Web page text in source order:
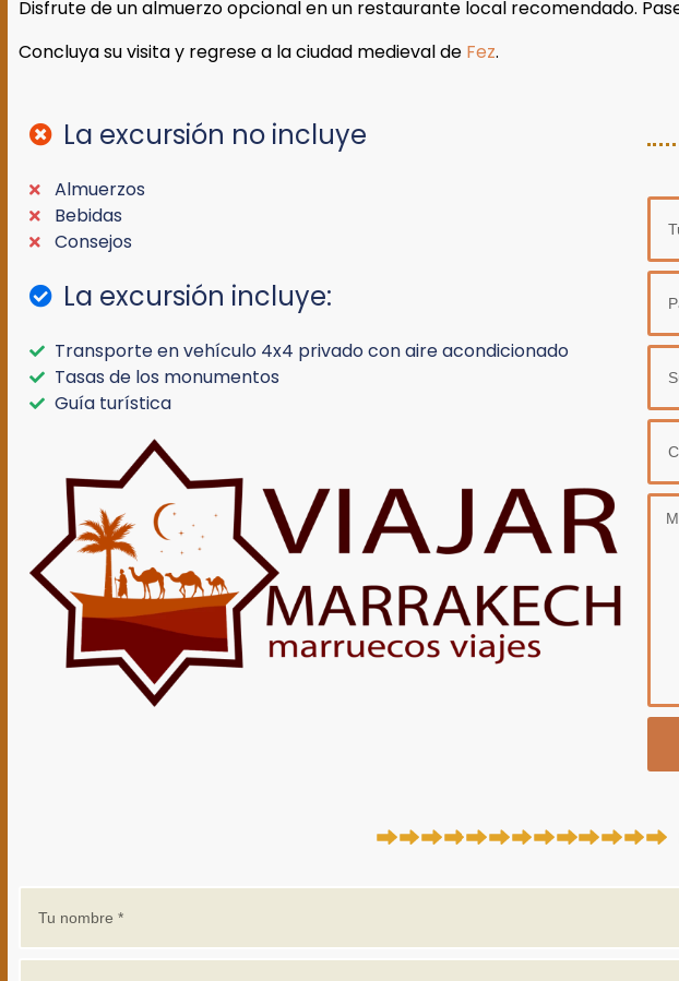
Disfrute de un almuerzo opcional en un restaurante local recomendado.
Concluya su visita y regrese a la ciudad medieval de Fez.
La excursión no incluye
Almuerzos
Bebidas
Consejos
La excursión incluye:
Transporte en vehículo 4x4 privado con aire acondicionado
Tasas de los monumentos
Guía turística